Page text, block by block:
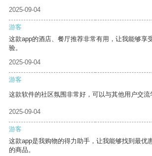
2025-09-04
游客
这款app的酒店、餐厅推荐非常有用，让我能够享
验。
2025-09-04
游客
这款软件的社区氛围非常好，可以与其他用户交流
2025-09-04
游客
这款app是我购物的得力助手，让我能够找到最优
的商品。